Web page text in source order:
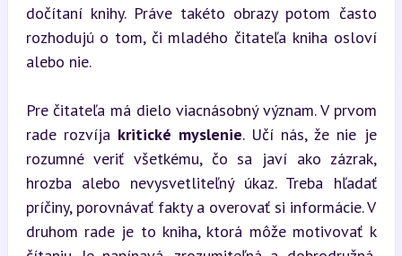
dočítaní knihy. Práve takéto obrazy potom často
rozhodujú o tom, či mladého čitateľa kniha osloví
alebo nie.
Pre čitateľa má dielo viacnásobný význam. V prvom
rade rozvíja kritické myslenie. Učí nás, že nie je
rozumné veriť všetkému, čo sa javí ako zázrak,
hrozba alebo nevysvetliteľný úkaz. Treba hľadať
príčiny, porovnávať fakty a overovať si informácie. V
druhom rade je to kniha, ktorá môže motivovať k